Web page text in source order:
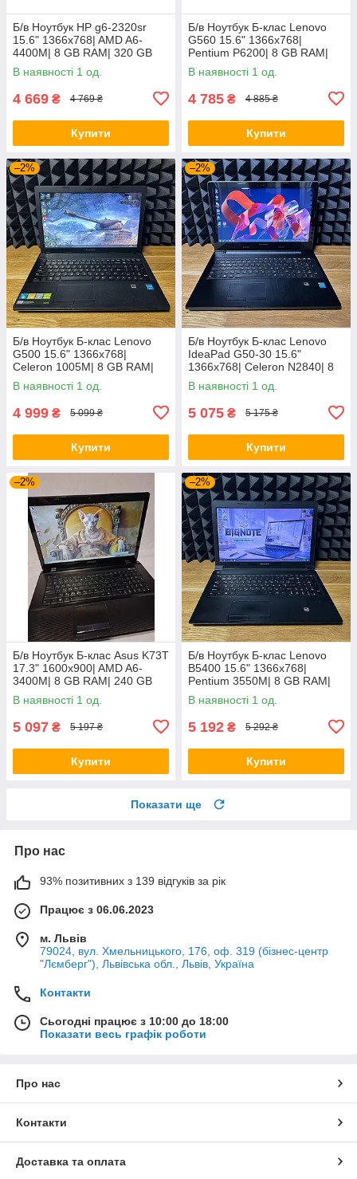
Б/в Ноутбук HP g6-2320sr
15.6" 1366x768| AMD A6-
4400M| 8 GB RAM| 320 GB
HDD| Radeon HD 7520G
В наявності 1 од.
4 669 ₴ 4 769 ₴
Купити
Б/в Ноутбук Б-клас Lenovo
G560 15.6" 1366x768|
Pentium P6200| 8 GB RAM|
120 GB SSD| HD
В наявності 1 од.
4 785 ₴ 4 885 ₴
Купити
–2%
Б/в Ноутбук Б-клас Lenovo
G500 15.6" 1366x768|
Celeron 1005M| 8 GB RAM|
128 GB SSD| HD
В наявності 1 од.
4 999 ₴ 5 099 ₴
Купити
–2%
Б/в Ноутбук Б-клас Lenovo
IdeaPad G50-30 15.6"
1366x768| Celeron N2840| 8
GB RAM| 128 GB SSD| HD
В наявності 1 од.
5 075 ₴ 5 175 ₴
Купити
–2%
Б/в Ноутбук Б-клас Asus K73T
17.3" 1600x900| AMD A6-
3400M| 8 GB RAM| 240 GB
SSD + 500 GB HDD| Radeon
HD 6520G
В наявності 1 од.
5 097 ₴ 5 197 ₴
Купити
–2%
Б/в Ноутбук Б-клас Lenovo
B5400 15.6" 1366x768|
Pentium 3550M| 8 GB RAM|
128 GB SSD| HD
В наявності 1 од.
5 192 ₴ 5 292 ₴
Купити
Показати ще
Про нас
93% позитивних з 139 відгуків за рік
Працює з 06.06.2023
м. Львів
79024, вул. Хмельницького, 176, оф. 319 (бізнес-центр
"Лємберг"), Львівська обл., Львів, Україна
Контакти
Сьогодні працює з 10:00 до 18:00
Показати весь графік роботи
Про нас
Контакти
Доставка та оплата